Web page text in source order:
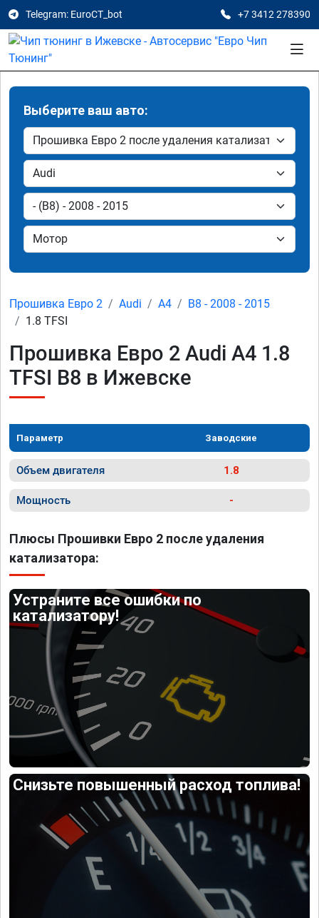
Telegram: EuroCT_bot +7 3412 278390
Выберите ваш авто:
Прошивка Евро 2 Audi A4
B8 - 2008 - 2015
1.8 TFSI
Прошивка Евро 2 Audi A4 1.8
TFSI B8 в Ижевске
Параметр Заводские
Объем двигателя 1.8
Мощность -
Плюсы Прошивки Евро 2 после удаления
катализатора:
Устраните все ошибки по
катализатору!
Снизьте повышенный расход топлива!